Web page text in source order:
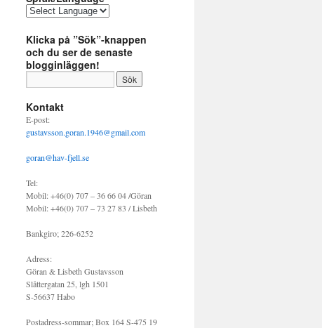
Klicka på ”Sök”-knappen
och du ser de senaste
blogginläggen!
Kontakt
E-post:
gustavsson.goran.1946@gmail.com
goran@hav-fjell.se
Tel:
Mobil: +46(0) 707 – 36 66 04 /Göran
Mobil: +46(0) 707 – 73 27 83 / Lisbeth
Bankgiro; 226-6252
Adress:
Göran & Lisbeth Gustavsson
Slåttergatan 25, lgh 1501
S-56637 Habo
Postadress-sommar; Box 164 S-475 19